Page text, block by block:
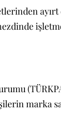
ayırt
marka